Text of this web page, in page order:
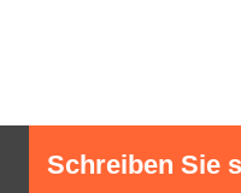
Schreiben Sie